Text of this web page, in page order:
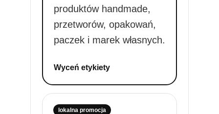
produktów handmade,
przetworów, opakowań,
paczek i marek własnych.
Wyceń etykiety
lokalna promocja